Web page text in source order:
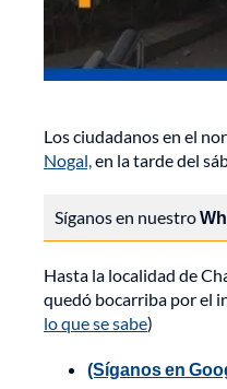
Los ciudadanos en el
Nogal,en la tarde del
Síganos en nuestro
Hasta la localidad de
quedó bocarriba por el
lo que se sabe)
(Síganos en